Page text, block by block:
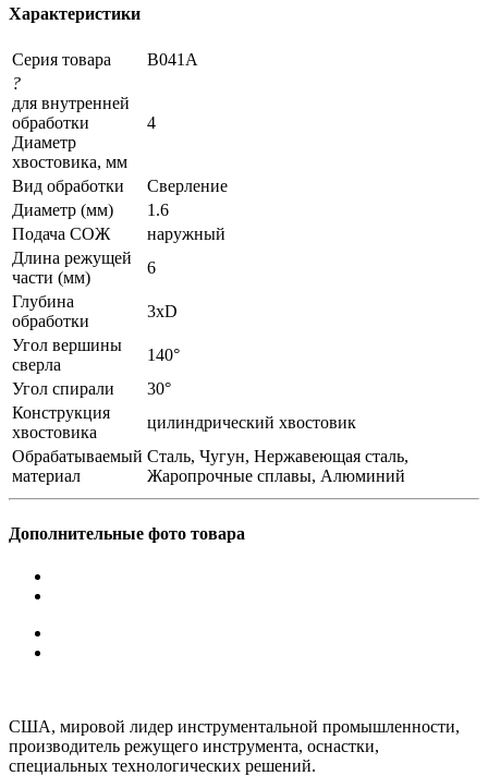
Характеристики
Серия товара
B041A
?
для внутренней
обработки
Диаметр
хвостовика, мм
4
Вид обработки
Сверление
Диаметр (мм)
1.6
Подача СОЖ
наружный
Длина режущей
части (мм)
6
Глубина
обработки
3xD
Угол вершины
сверла
140°
Угол спирали
30°
Конструкция
хвостовика
цилиндрический хвостовик
Обрабатываемый
материал
Сталь, Чугун, Нержавеющая сталь,
Жаропрочные сплавы, Алюминий
Дополнительные фото товара
США, мировой лидер инструментальной промышленности,
производитель режущего инструмента, оснастки,
специальных технологических решений.